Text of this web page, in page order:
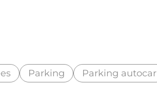
Parking Parking autocar